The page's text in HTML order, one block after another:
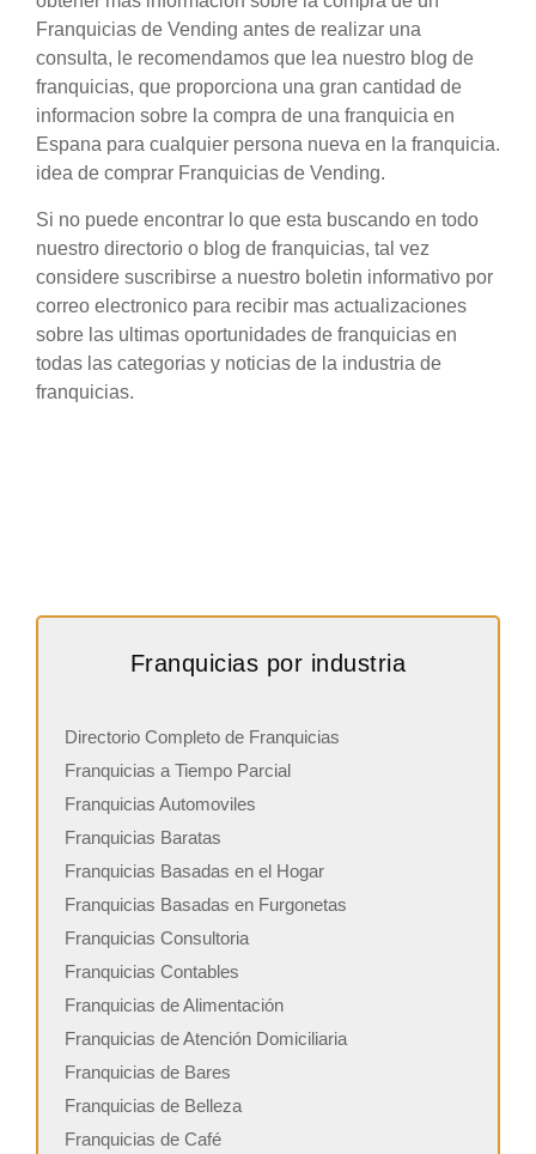
Franquicias de Vending antes de realizar una
consulta, le recomendamos que lea nuestro blog de
franquicias, que proporciona una gran cantidad de
informacion sobre la compra de una franquicia en
Espana para cualquier persona nueva en la franquicia.
idea de comprar Franquicias de Vending.
Si no puede encontrar lo que esta buscando en todo
nuestro directorio o blog de franquicias, tal vez
considere suscribirse a nuestro boletin informativo por
correo electronico para recibir mas actualizaciones
sobre las ultimas oportunidades de franquicias en
todas las categorias y noticias de la industria de
franquicias.
Franquicias por industria
Directorio Completo de Franquicias
Franquicias a Tiempo Parcial
Franquicias Automoviles
Franquicias Baratas
Franquicias Basadas en el Hogar
Franquicias Basadas en Furgonetas
Franquicias Consultoria
Franquicias Contables
Franquicias de Alimentación
Franquicias de Atención Domiciliaria
Franquicias de Bares
Franquicias de Belleza
Franquicias de Café